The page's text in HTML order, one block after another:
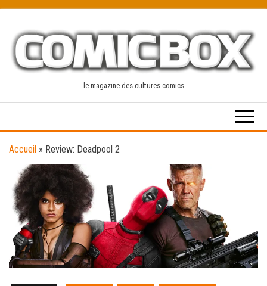
content
le magazine des cultures comics
Accueil » Review: Deadpool 2